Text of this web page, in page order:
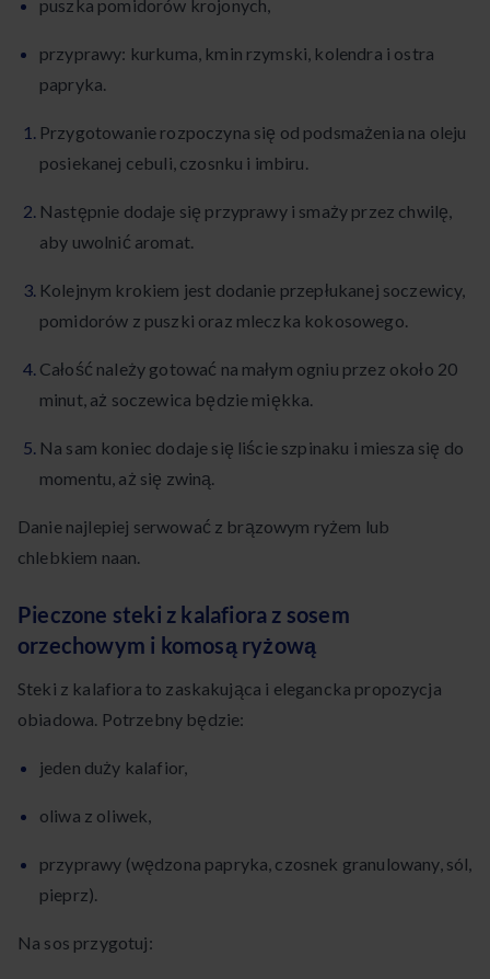
puszka pomidorów krojonych,
przyprawy: kurkuma, kmin rzymski, kolendra i ostra
papryka.
Przygotowanie rozpoczyna się od podsmażenia na oleju
posiekanej cebuli, czosnku i imbiru.
Następnie dodaje się przyprawy i smaży przez chwilę,
aby uwolnić aromat.
Kolejnym krokiem jest dodanie przepłukanej soczewicy,
pomidorów z puszki oraz mleczka kokosowego.
Całość należy gotować na małym ogniu przez około 20
minut, aż soczewica będzie miękka.
Na sam koniec dodaje się liście szpinaku i miesza się do
momentu, aż się zwiną.
Danie najlepiej serwować z brązowym ryżem lub
chlebkiem naan.
Pieczone steki z kalafiora z sosem
orzechowym i komosą ryżową
Steki z kalafiora to zaskakująca i elegancka propozycja
obiadowa. Potrzebny będzie:
jeden duży kalafior,
oliwa z oliwek,
przyprawy (wędzona papryka, czosnek granulowany, sól,
pieprz).
Na sos przygotuj: